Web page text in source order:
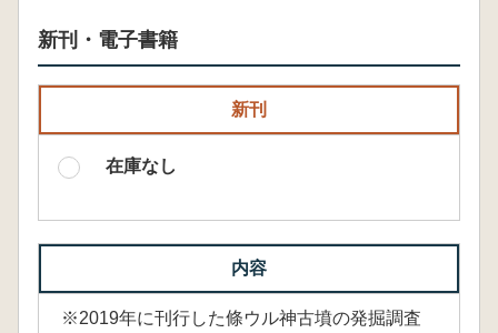
新刊・電子書籍
新刊
在庫なし
内容
※2019年に刊行した條ウル神古墳の発掘調査